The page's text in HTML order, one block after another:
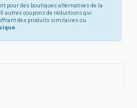
pour des boutiques alternatives de la
autres coupons de réductions qui
des produits similaires ou
.